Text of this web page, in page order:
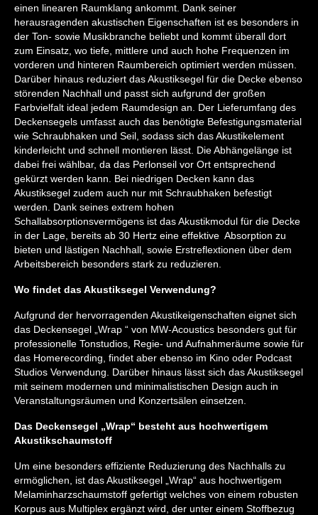
einen linearen Raumklang ankommt. Dank seiner
herausragenden akustischen Eigenschaften ist es besonders in
der Ton- sowie Musikbranche beliebt und kommt überall dort
zum Einsatz, wo tiefe, mittlere und auch hohe Frequenzen im
vorderen und hinteren Raumbereich optimiert werden müssen.
Darüber hinaus reduziert das Akustiksegel für die Decke ebenso
störenden Nachhall und passt sich aufgrund der großen
Farbvielfalt ideal jedem Raumdesign an. Der Lieferumfang des
Deckensegels umfasst auch das benötigte Befestigungsmaterial
wie Schraubhaken und Seil, sodass sich das Akustikelement
kinderleicht und schnell montieren lässt. Die Abhängelänge ist
dabei frei wählbar, da das Perlonseil vor Ort entsprechend
gekürzt werden kann. Bei niedrigen Decken kann das
Akustiksegel zudem auch nur mit Schraubhaken befestigt
werden. Dank seines extrem hohen
Schallabsorptionsvermögens ist das Akustikmodul für die Decke
in der Lage, bereits ab 30 Hertz eine effektive Absorption zu
bieten und lästigen Nachhall, sowie Erstreflextionen über dem
Arbeitsbereich besonders stark zu reduzieren.
Wo findet das Akustiksegel Verwendung?
Aufgrund der hervorragenden Akustikeigenschaften eignet sich
das Deckensegel „Wrap “ von MW-Acoustics besonders gut für
professionelle Tonstudios, Regie- und Aufnahmeräume sowie für
das Homerecording, findet aber ebenso im Kino oder Podcast
Studios Verwendung. Darüber hinaus lässt sich das Akustiksegel
mit seinem modernen und minimalistischen Design auch in
Veranstaltungsräumen und Konzertsälen einsetzen.
Das Deckensegel „Wrap“ besteht aus hochwertigem
Akustikschaumstoff
Um eine besonders effiziente Reduzierung des Nachhalls zu
ermöglichen, ist das Akustiksegel „Wrap“ aus hochwertigem
Melaminharzschaumstoff gefertigt welches von einem robusten
Korpus aus Multiplex ergänzt wird, der unter einem Stoffbezug